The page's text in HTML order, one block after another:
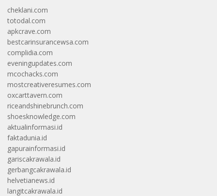
cheklani.com
totodal.com
apkcrave.com
bestcarinsurancewsa.com
complidia.com
eveningupdates.com
mcochacks.com
mostcreativeresumes.com
oxcarttavern.com
riceandshinebrunch.com
shoesknowledge.com
aktualinformasi.id
faktadunia.id
gapurainformasi.id
gariscakrawala.id
gerbangcakrawala.id
helvetianews.id
langitcakrawala.id